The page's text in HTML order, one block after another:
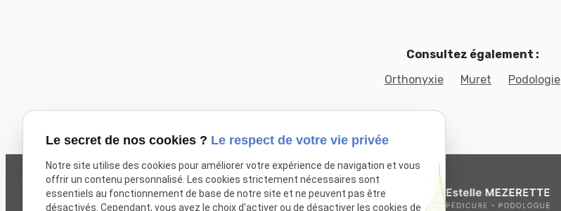
Consultez également :
Orthonyxie
Muret Podologie
Le secret de nos cookies ? Le respect de votre vie privée
Notre site utilise des cookies pour améliorer votre expérience de navigation et vous
offrir un contenu personnalisé. Les cookies strictement nécessaires sont
essentiels au fonctionnement de base de notre site et ne peuvent pas être
désactivés. Cependant, vous avez le choix d'activer ou de désactiver les cookies de